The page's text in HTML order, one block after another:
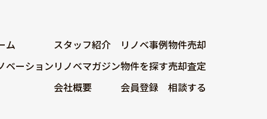
ム
ベーション
スタッフ紹介
リノベマガジン
会社概要
リノベ事例
物件を探す
会員登録
物件売却
売却査定
相談する